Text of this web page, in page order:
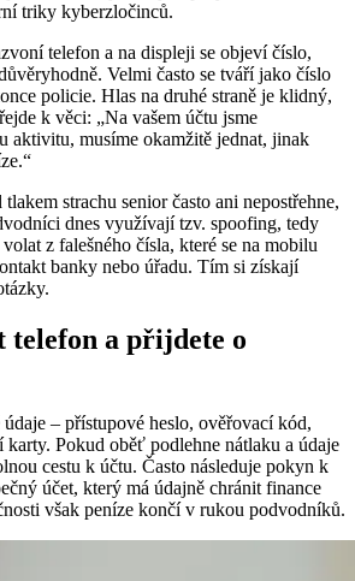
triky kyberzločinců.
telefon a na displeji se objeví číslo,
Velmi často se tváří jako číslo
policie. Hlas na druhé straně je klidný,
k věci: „Na vašem účtu jsme
aktivitu, musíme okamžitě jednat, jinak
strachu senior často ani nepostřehne,
dnes využívají tzv. spoofing, tedy
z falešného čísla, které se na mobilu
banky nebo úřadu. Tím si získají
telefon a přijdete o
– přístupové heslo, ověřovací kód,
Pokud oběť podlehne nátlaku a údaje
cestu k účtu. Často následuje pokyn k
účet, který má údajně chránit finance
však peníze končí v rukou podvodníků.